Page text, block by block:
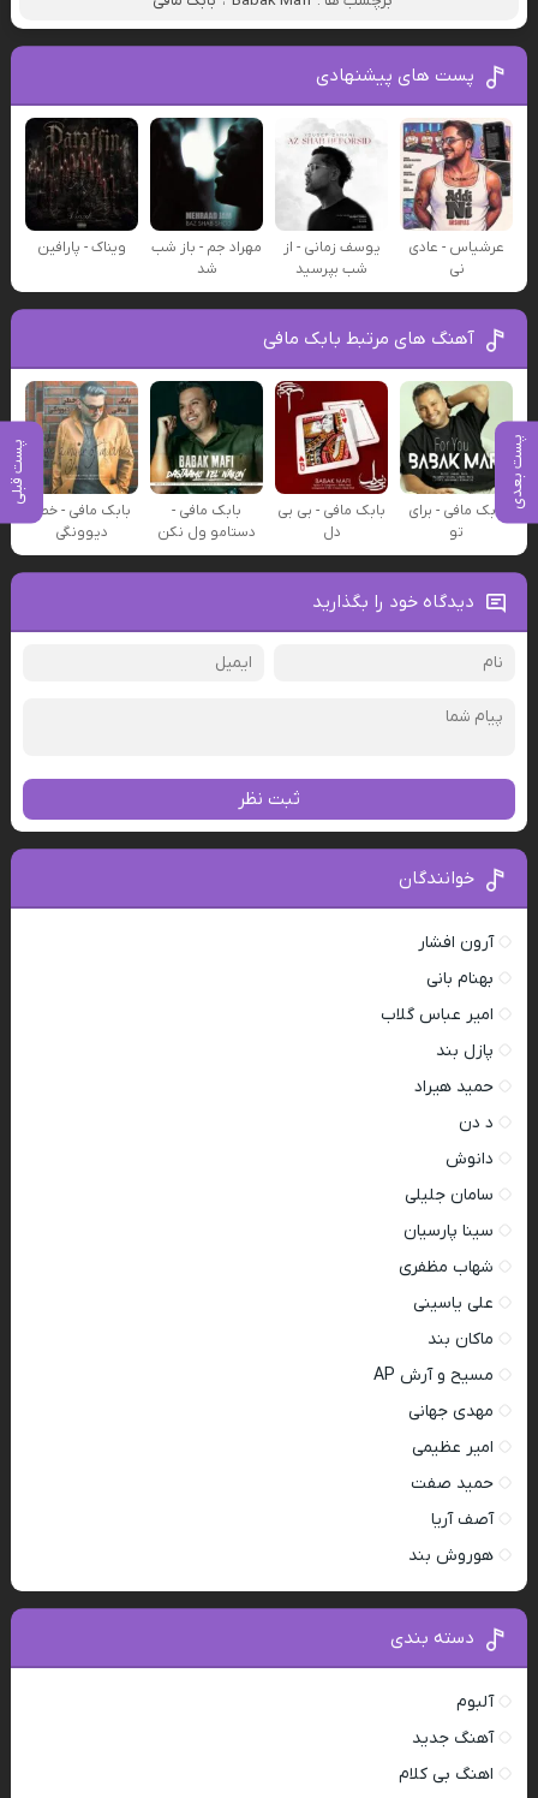
پست بعدی پست قبلی
پست های پیشنهادی
عرشیاس - عادی
نی
یوسف زمانی - از
شب بپرسید
مهراد جم - باز شب
شد
ویناک - پارافین
آهنگ های مرتبط بابک مافی
بابک مافی - برای
تو
بابک مافی - بی بی
دل
بابک مافی -
دستامو ول نکن
بابک مافی - خطر
دیوونگی
دیدگاه خود را بگذارید
ثبت نظر
خوانندگان
آرون افشار
بهنام بانی
امیر عباس گلاب
پازل بند
حمید هیراد
د دن
دانوش
سامان جلیلی
سینا پارسیان
شهاب مظفری
علی یاسینی
ماکان بند
مسیح و آرش AP
مهدی جهانی
امیر عظیمی
حمید صفت
آصف آریا
هوروش بند
دسته بندی
آلبوم
آهنگ جدید
اهنگ بی کلام